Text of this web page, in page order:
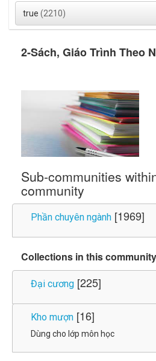
true (2210)
2-Sách, Giáo Trình Theo
Sub-communities
community
Phần chuyên ngành [1969]
Collections in this community
Đại cương [225]
Kho mượn [16]
Dùng cho lớp môn học